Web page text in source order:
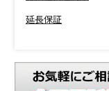
延長保証